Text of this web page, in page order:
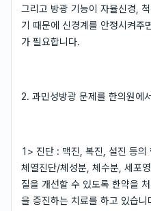
그리고 방광 기능이 자율신경,
기 때문에 신경계를 안정시켜주
가 필요합니다.
2. 과민성방광 문제를 한의원에
1> 진단 : 맥진, 복진, 설진 등
체열진단/체성분, 체수분, 세포
질을 개선할 수 있도록 한약을
을 증진하는 치료를 하고 있습니